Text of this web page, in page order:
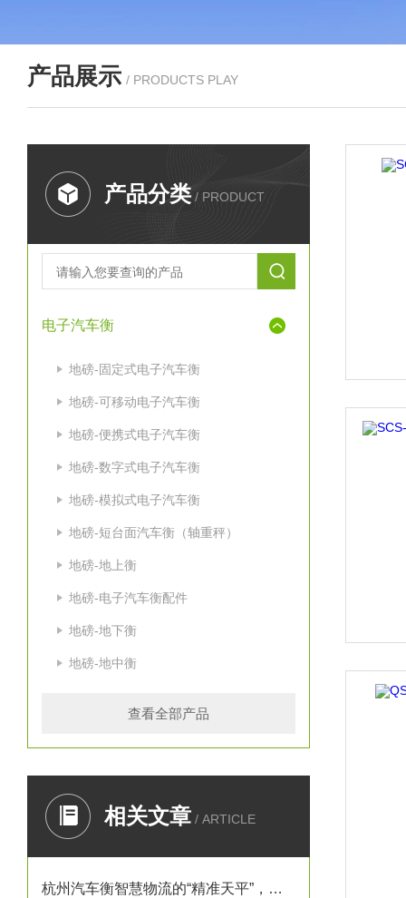
产品展示 / PRODUCTS PLAY
产品分类 / PRODUCT
电子汽车衡
地磅-固定式电子汽车衡
地磅-可移动电子汽车衡
地磅-便携式电子汽车衡
地磅-数字式电子汽车衡
地磅-模拟式电子汽车衡
地磅-短台面汽车衡（轴重秤）
地磅-地上衡
地磅-电子汽车衡配件
地磅-地下衡
地磅-地中衡
查看全部产品
相关文章 / ARTICLE
杭州汽车衡智慧物流的“精准天平”，赋能城市经济高质量发展